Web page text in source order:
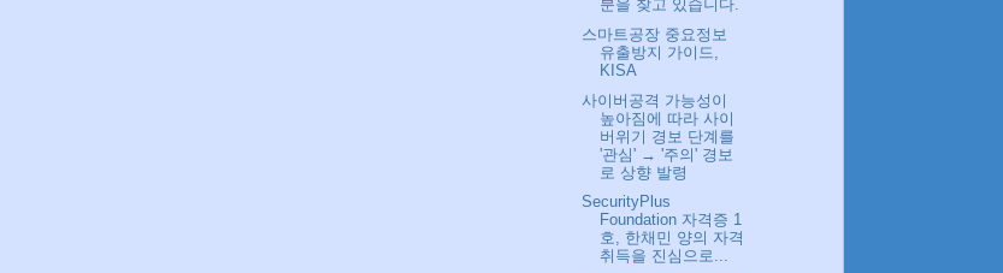
분을 찾고 있습니다.
스마트공장 중요정보
유출방지 가이드,
KISA
사이버공격 가능성이
높아짐에 따라 사이
버위기 경보 단계를
'관심' → '주의' 경보
로 상향 발령
SecurityPlus
Foundation 자격증 1
호, 한채민 양의 자격
취득을 진심으로...